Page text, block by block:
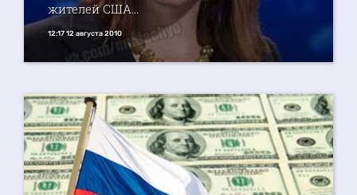
жителей США...
12:17 12 августа 2010